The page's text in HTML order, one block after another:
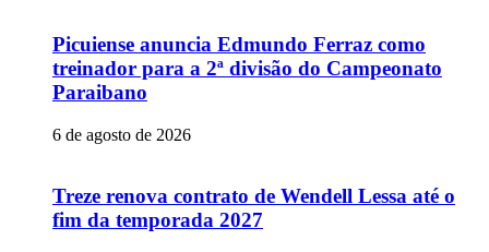
Picuiense anuncia Edmundo Ferraz como
treinador para a 2ª divisão do Campeonato
Paraibano
6 de agosto de 2026
Treze renova contrato de Wendell Lessa até o
fim da temporada 2027